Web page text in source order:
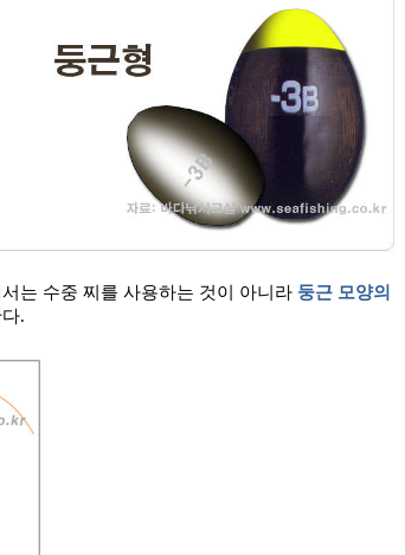
는 수중 찌를 사용하는 것이 아니라 둥근 모양의
.